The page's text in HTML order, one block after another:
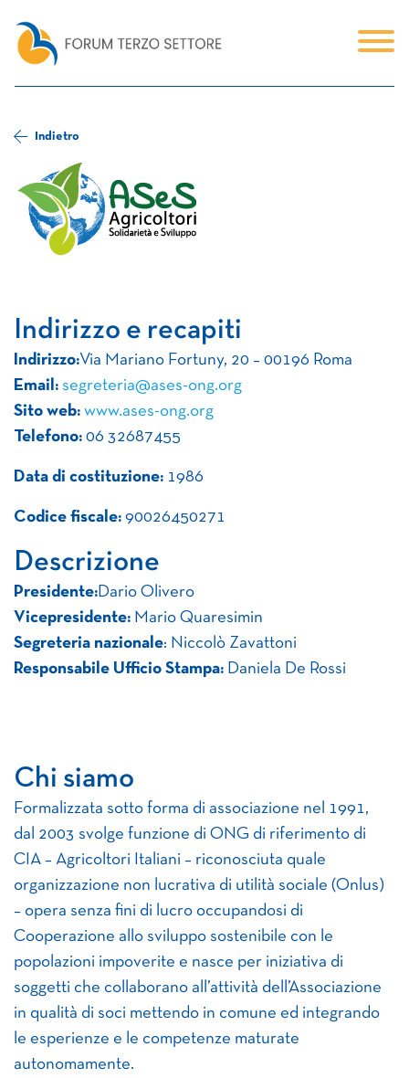
Indietro
Indirizzo e recapiti
Indirizzo:Via Mariano Fortuny, 20 – 00196 Roma
Email: segreteria@ases-ong.org
Sito web: www.ases-ong.org
Telefono: 06 32687455
Data di costituzione: 1986
Codice fiscale: 90026450271
Descrizione
Presidente:Dario Olivero
Vicepresidente: Mario Quaresimin
Segreteria nazionale: Niccolò Zavattoni
Responsabile Ufficio Stampa: Daniela De Rossi
Chi siamo
Formalizzata sotto forma di associazione nel 1991,
dal 2003 svolge funzione di ONG di riferimento di
CIA – Agricoltori Italiani – riconosciuta quale
organizzazione non lucrativa di utilità sociale (Onlus)
– opera senza fini di lucro occupandosi di
Cooperazione allo sviluppo sostenibile con le
popolazioni impoverite e nasce per iniziativa di
soggetti che collaborano all’attività dell’Associazione
in qualità di soci mettendo in comune ed integrando
le esperienze e le competenze maturate
autonomamente.